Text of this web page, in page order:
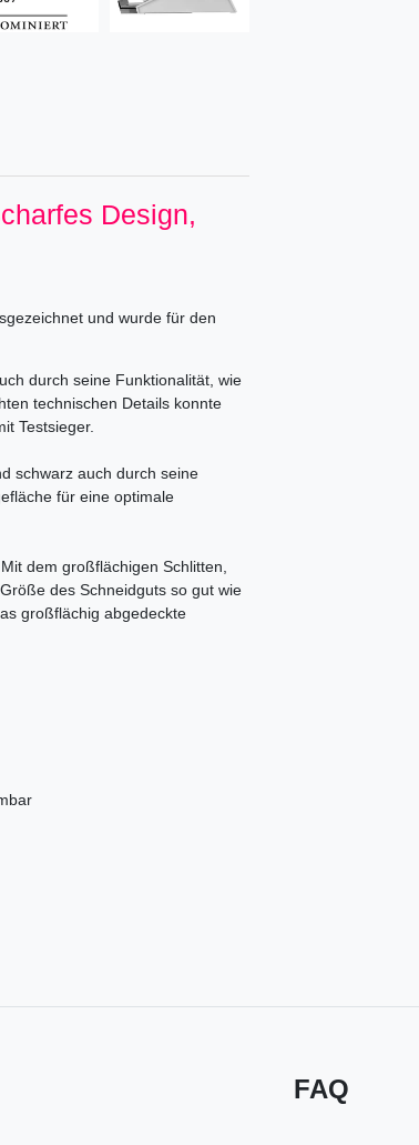
Design,
und wurde für den
durch seine Funktionalität, wie
technischen Details konnte
Testsieger.
schwarz auch durch seine
für eine optimale
dem großflächigen Schlitten,
des Schneidguts so gut wie
großflächig abgedeckte
FAQ